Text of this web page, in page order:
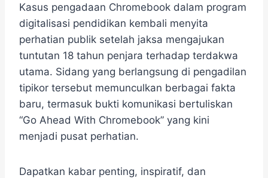
Kasus pengadaan Chromebook dalam program
digitalisasi pendidikan kembali menyita
perhatian publik setelah jaksa mengajukan
tuntutan 18 tahun penjara terhadap terdakwa
utama. Sidang yang berlangsung di pengadilan
tipikor tersebut memunculkan berbagai fakta
baru, termasuk bukti komunikasi bertuliskan
“Go Ahead With Chromebook” yang kini
menjadi pusat perhatian.
Dapatkan kabar penting, inspiratif, dan